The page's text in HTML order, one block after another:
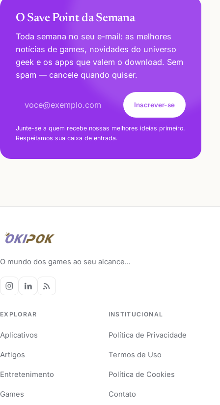
O Save Point da Semana
Toda semana no seu e-mail: as melhores
notícias de games, novidades do universo
geek e os apps que valem o download. Sem
spam — cancele quando quiser.
Inscrever-se
Junte-se a quem recebe nossas melhores ideias primeiro.
Respeitamos sua caixa de entrada.
O mundo dos games ao seu alcance...
EXPLORAR
Aplicativos
Artigos
Entretenimento
Games
INSTITUCIONAL
Política de Privacidade
Termos de Uso
Política de Cookies
Contato